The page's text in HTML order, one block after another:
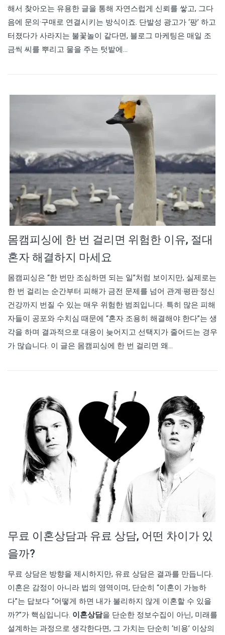
해서 찾아오는 유용한 글을 통해 자연스럽게 신뢰를 쌓고, 그다
음에 문의·구매로 연결시키는 방식이죠. 단발성 광고가 ‘팡’ 하고
터졌다가 사라지는 불꽃놀이 같다면, 블로그 마케팅은 매일 조
금씩 씨를 뿌리고 물을 주는 텃밭에…
몸캠피싱에 한 번 걸리면 위험한 이유, 절대
혼자 해결하지 마세요
몸캠피싱은 “한 번만 조심하면 되는 일”처럼 보이지만, 실제로는
한 번 걸리는 순간부터 피해가 금전 문제를 넘어 관계·평판·정신
건강까지 번질 수 있는 매우 위험한 범죄입니다. 특히 많은 피해
자들이 공포와 수치심 때문에 “혼자 조용히 해결해야 한다”는 생
각을 하며 결과적으로 대응이 늦어지고 선택지가 줄어드는 경우
가 많습니다. 이 글은 몸캠피싱에 한 번 걸리면 왜…
무료 이혼상담과 유료 상담, 어떤 차이가 있
을까?
무료 상담은 방향을 제시하지만, 유료 상담은 결과를 만듭니다.
이혼은 감정이 아니라 법의 영역이며, 단순히 “이혼이 가능하
다”는 답보다 “어떻게 하면 내가 불리하지 않게 이혼할 수 있을
까?”가 핵심입니다. 이혼상담을 단순한 정보수집이 아닌, 미래를
설계하는 과정으로 생각한다면, 그 가치는 단순히 ‘비용’ 이상의